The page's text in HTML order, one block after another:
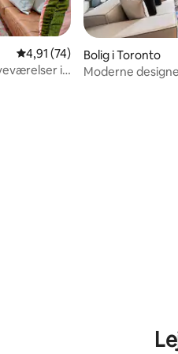
4,91 ud af 5 i gennemsnitlig
4,91 (74)
i
Bolig i Toronto
Moderne